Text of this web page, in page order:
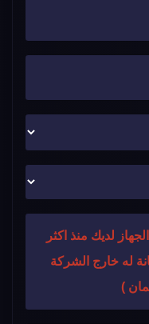
لديك منذ اكثر
له خارج الشركة
)